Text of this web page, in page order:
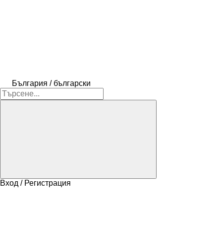
България / български
Вход / Регистрация